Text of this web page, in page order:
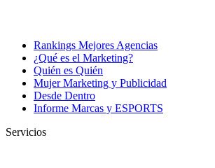
Rankings Mejores Agencias
¿Qué es el Marketing?
Quién es Quién
Mujer Marketing y Publicidad
Desde Dentro
Informe Marcas y ESPORTS
Servicios